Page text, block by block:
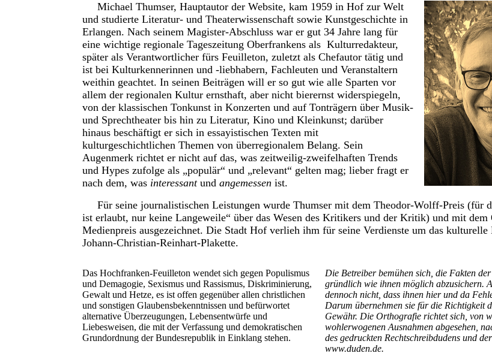
Michael Thumser, Hauptautor der Website, kam 1959 in Hof zur Welt
und studierte Literatur- und Theaterwissenschaft sowie Kunstgeschichte in
Erlangen. Nach seinem Magister-Abschluss war er gut 34 Jahre lang für
eine wichtige regionale Tageszeitung Oberfrankens als Kulturredakteur,
später als Verantwortlicher fürs Feuilleton, zuletzt als Chefautor tätig und
ist bei Kulturkennerinnen und -liebhabern, Fachleuten und Veranstaltern
weithin geachtet. In seinen Beiträgen will er so gut wie alle Sparten vor
allem der regionalen Kultur ernsthaft, aber nicht bierernst widerspiegeln,
von der klassischen Tonkunst in Konzerten und auf Tonträgern über Musik-
und Sprechtheater bis hin zu Literatur, Kino und Kleinkunst; darüber
hinaus beschäftigt er sich in essayistischen Texten mit
kulturgeschichtlichen Themen von überregionalem Belang. Sein
Augenmerk richtet er nicht auf das, was zeitweilig-zweifelhaften Trends
und Hypes zufolge als „populär“ und „relevant“ gelten mag; lieber fragt er
nach dem, was interessantund angemessen ist.
Für seine journalistischen Leistungen wurde Thumser mit dem Theodor-Wolff-Preis (für
ist erlaubt, nur keine Langeweile“ über das Wesen des Kritikers und der Kritik) und mit dem
Medienpreis ausgezeichnet. Die Stadt Hof verlieh ihm für seine Verdienste um das kulturelle
Johann-Christian-Reinhart-Plakette.
Das Hochfranken-Feuilleton wendet sich gegen Populismus
und Demagogie, Sexismus und Rassismus, Diskriminierung,
Gewalt und Hetze, es ist offen gegenüber allen christlichen
und sonstigen Glaubensbekenntnissen und befürwortet
alternative Überzeugungen, Lebensentwürfe und
Liebesweisen, die mit der Verfassung und demokratischen
Grundordnung der Bundesrepublik in Einklang stehen.
Die Betreiber bemühen sich, die Fakten
gründlich wie ihnen möglich abzusichern.
dennoch nicht, dass ihnen hier und da
Darum übernehmen sie für die Richtigkeit
Gewähr. Die Orthografie richtet sich, von
wohlerwogenen Ausnahmen abgesehen,
des gedruckten Rechtschreibdudens und
www.duden.de.